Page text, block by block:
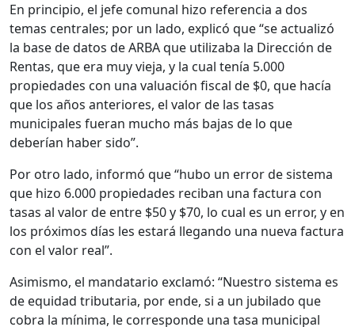
En principio, el jefe comunal hizo referencia a dos
temas centrales; por un lado, explicó que “se actualizó
la base de datos de ARBA que utilizaba la Dirección de
Rentas, que era muy vieja, y la cual tenía 5.000
propiedades con una valuación fiscal de $0, que hacía
que los años anteriores, el valor de las tasas
municipales fueran mucho más bajas de lo que
deberían haber sido”.
Por otro lado, informó que “hubo un error de sistema
que hizo 6.000 propiedades reciban una factura con
tasas al valor de entre $50 y $70, lo cual es un error, y en
los próximos días les estará llegando una nueva factura
con el valor real”.
Asimismo, el mandatario exclamó: “Nuestro sistema es
de equidad tributaria, por ende, si a un jubilado que
cobra la mínima, le corresponde una tasa municipal